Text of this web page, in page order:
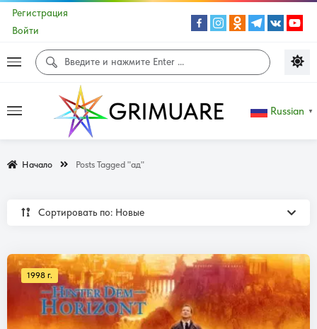
Регистрация
Войти
Russian ▼
Начало Posts Tagged "ад"
Сортировать по: Новые
1998 г.